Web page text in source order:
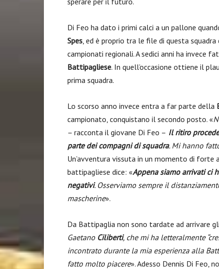
Di Feo ha dato i primi calci a un pallone
Spes, ed è proprio tra le file di questa squadra
campionati regionali. A sedici anni ha invece
Battipagliese. In quell’occasione ottiene il
prima squadra.
Lo scorso anno invece entra a far parte della
campionato, conquistano il secondo posto. «
– racconta il giovane Di Feo – Il ritiro
parte dei compagni di squadra. Mi hanno
Un’avventura vissuta in un momento di forte
battipagliese dice: «Appena siamo arrivati ci
negativi. Osserviamo sempre il
mascherine».
Da Battipaglia non sono tardate ad arrivare
Gaetano Ciliberti, che mi ha letteralmente
incontrato durante la mia esperienza alla
fatto molto piacere». Adesso Dennis Di Feo,